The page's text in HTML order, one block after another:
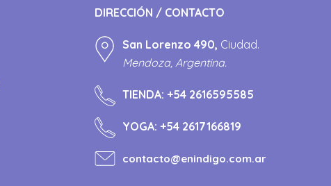
DIRECCIÓN / CONTACTO
San Lorenzo 490, Ciudad.
Mendoza, Argentina.
TIENDA: +54 2616595585
YOGA: +54 2617166819
contacto@enindigo.com.ar